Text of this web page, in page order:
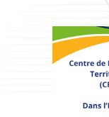
OUTILS